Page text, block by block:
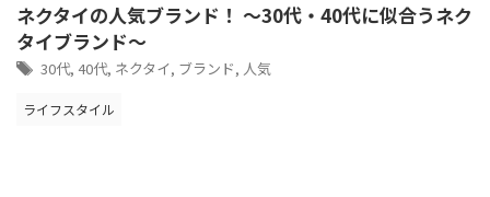
ネクタイの人気ブランド！ ～30代・40代に似合うネク
タイブランド～
30代, 40代, ネクタイ, ブランド, 人気
ライフスタイル